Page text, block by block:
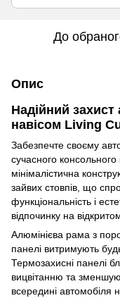
До
Опис
Надійний
навісом Living
Забезпечте своєму
сучасного
мінімалістична
зайвих стовпів, що
функціональність і
відпочинку на
Алюмінієва рама з
панелі витримують
Термозахисні панелі
вицвітанню та
всередині автомобіля